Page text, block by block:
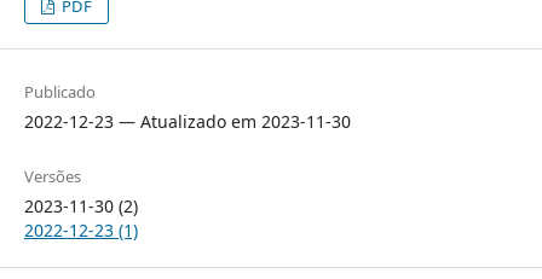
PDF
Publicado
2022-12-23 — Atualizado em 2023-11-30
Versões
2023-11-30 (2)
2022-12-23 (1)